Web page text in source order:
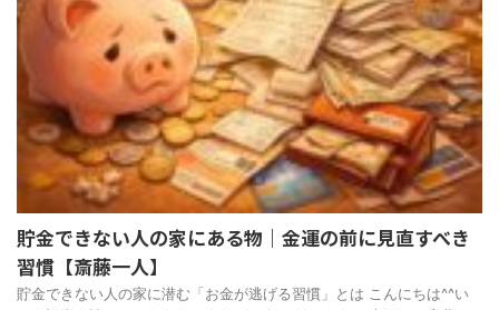
貯金できない人の家にある物｜金運の前に見直すべき
習慣【斎藤一人】
貯金できない人の家に潜む「お金が逃げる習慣」とは こんにちは^^い